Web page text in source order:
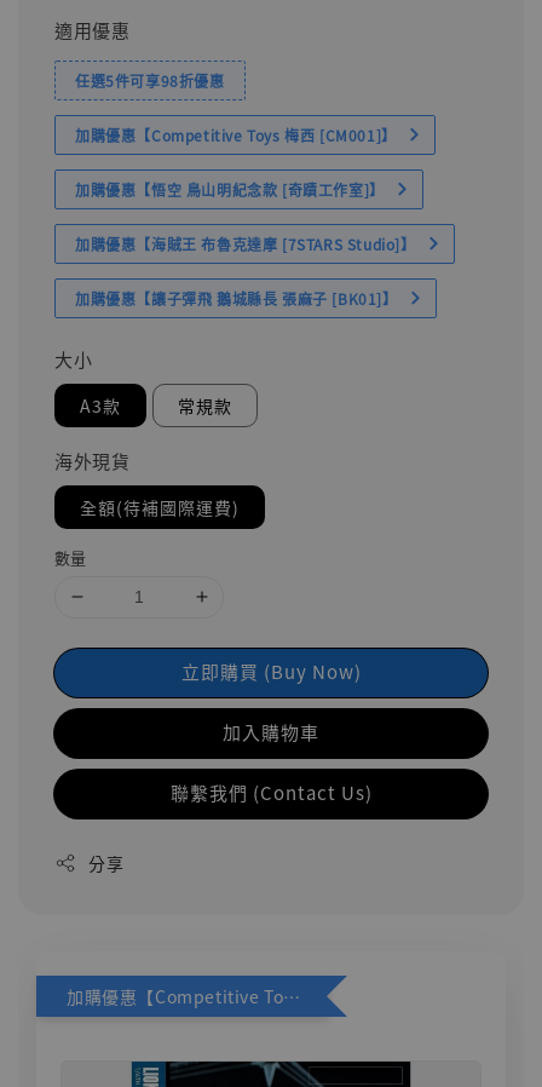
適用優惠
任選5件可享98折優惠
加購優惠【Competitive Toys 梅西 [CM001]】
加購優惠【悟空 鳥山明紀念款 [奇蹟工作室]】
加購優惠【海賊王 布魯克達摩 [7STARS Studio]】
加購優惠【讓子彈飛 鵝城縣長 張麻子 [BK01]】
大小
A3款 常規款
海外現貨
全額(待補國際運費)
數量
立即購買 (Buy Now)
加入購物車
聯繫我們 (Contact Us)
分享
加購優惠【Competitive Toys 梅西 [CM001]】